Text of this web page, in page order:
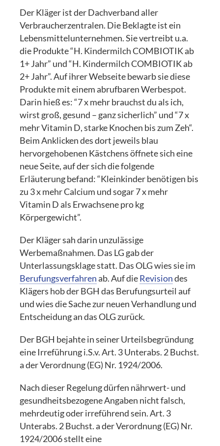
Der Kläger ist der Dachverband aller
Verbraucherzentralen. Die Beklagte ist ein
Lebensmittelunternehmen. Sie vertreibt u.a.
die Produkte “H. Kindermilch COMBIOTIK ab
1+ Jahr” und “H. Kindermilch COMBIOTIK ab
2+ Jahr”. Auf ihrer Webseite bewarb sie diese
Produkte mit einem abrufbaren Werbespot.
Darin hieß es: “7 x mehr brauchst du als ich,
wirst groß, gesund – ganz sicherlich” und “7 x
mehr Vitamin D, starke Knochen bis zum Zeh“.
Beim Anklicken des dort jeweils blau
hervorgehobenen Kästchens öffnete sich eine
neue Seite, auf der sich die folgende
Erläuterung befand: “Kleinkinder benötigen bis
zu 3 x mehr Calcium und sogar 7 x mehr
Vitamin D als Erwachsene pro kg
Körpergewicht”.
Der Kläger sah darin unzulässige
Werbemaßnahmen. Das LG gab der
Unterlassungsklage statt. Das OLG wies sie im
Berufungsverfahrenab. Auf dieRevisiondes
Klägers hob der BGH das Berufungsurteil auf
und wies die Sache zur neuen Verhandlung und
Entscheidung an das OLG zurück.
Der BGH bejahte in seiner Urteilsbegründung
eine Irreführung i.S.v. Art. 3 Unterabs. 2 Buchst.
a der Verordnung (EG) Nr. 1924/2006.
Nach dieser Regelung dürfen nährwert- und
gesundheitsbezogene Angaben nicht falsch,
mehrdeutig oder irreführend sein. Art. 3
Unterabs. 2 Buchst. a der Verordnung (EG) Nr.
1924/2006 stellt eine